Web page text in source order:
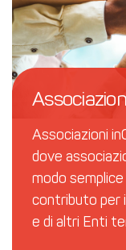
Associazioni
dove
modo
contributo per i
e di altri Enti